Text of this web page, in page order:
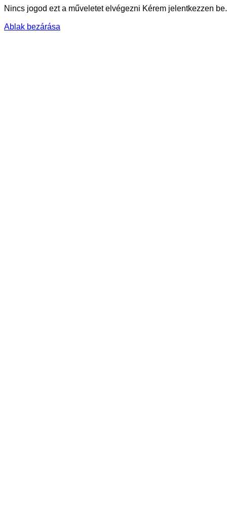
Nincs jogod ezt a műveletet elvégezni Kérem jelentkezzen be.
Ablak bezárása